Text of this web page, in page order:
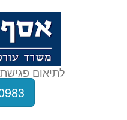
לתיאום